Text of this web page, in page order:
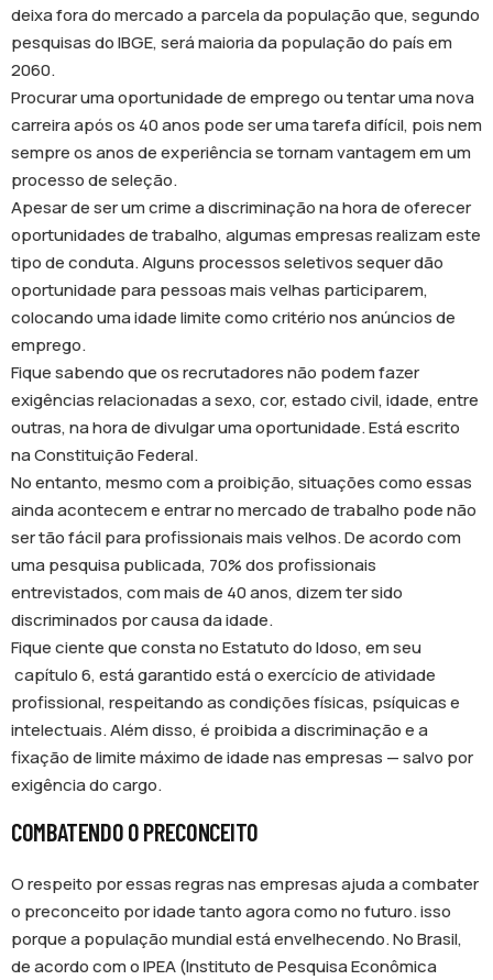
deixa fora do mercado a parcela da população que, segundo
pesquisas do IBGE, será maioria da população do país em
2060.
Procurar uma oportunidade de emprego ou tentar uma nova
carreira após os 40 anos pode ser uma tarefa difícil, pois nem
sempre os anos de experiência se tornam vantagem em um
processo de seleção.
Apesar de ser um crime a discriminação na hora de oferecer
oportunidades de trabalho, algumas empresas realizam este
tipo de conduta. Alguns processos seletivos sequer dão
oportunidade para pessoas mais velhas participarem,
colocando uma idade limite como critério nos anúncios de
emprego.
Fique sabendo que os recrutadores não podem fazer
exigências relacionadas a sexo, cor, estado civil, idade, entre
outras, na hora de divulgar uma oportunidade. Está escrito
na Constituição Federal.
No entanto, mesmo com a proibição, situações como essas
ainda acontecem e entrar no mercado de trabalho pode não
ser tão fácil para profissionais mais velhos. De acordo com
uma pesquisa publicada, 70% dos profissionais
entrevistados, com mais de 40 anos, dizem ter sido
discriminados por causa da idade.
Fique ciente que consta no Estatuto do Idoso, em seu
capítulo 6, está garantido está o exercício de atividade
profissional, respeitando as condições físicas, psíquicas e
intelectuais. Além disso, é proibida a discriminação e a
fixação de limite máximo de idade nas empresas — salvo por
exigência do cargo.
COMBATENDO O PRECONCEITO
O respeito por essas regras nas empresas ajuda a combater
o preconceito por idade tanto agora como no futuro. isso
porque a população mundial está envelhecendo. No Brasil,
de acordo com o IPEA (Instituto de Pesquisa Econômica